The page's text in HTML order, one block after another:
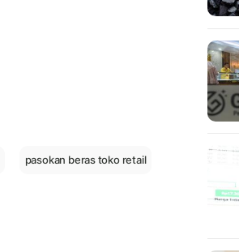
pasokan beras toko retail